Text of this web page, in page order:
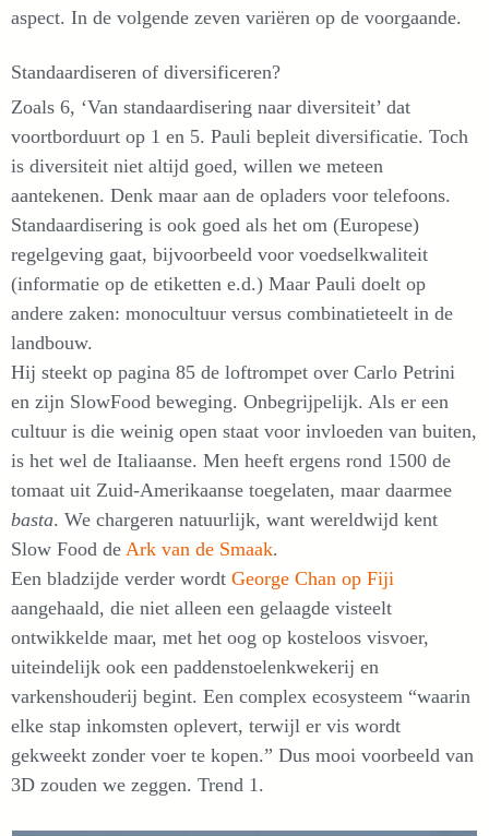
aspect. In de volgende zeven variëren op de voorgaande.
Standaardiseren of diversificeren?
Zoals 6, ‘Van standaardisering naar diversiteit’ dat
voortborduurt op 1 en 5. Pauli bepleit diversificatie. Toch
is diversiteit niet altijd goed, willen we meteen
aantekenen. Denk maar aan de opladers voor telefoons.
Standaardisering is ook goed als het om (Europese)
regelgeving gaat, bijvoorbeeld voor voedselkwaliteit
(informatie op de etiketten e.d.) Maar Pauli doelt op
andere zaken: monocultuur versus combinatieteelt in de
landbouw.
Hij steekt op pagina 85 de loftrompet over Carlo Petrini
en zijn SlowFood beweging. Onbegrijpelijk. Als er een
cultuur is die weinig open staat voor invloeden van buiten,
is het wel de Italiaanse. Men heeft ergens rond 1500 de
tomaat uit Zuid-Amerikaanse toegelaten, maar daarmee
basta. We chargeren natuurlijk, want wereldwijd kent
Slow Food de Ark van de Smaak.
Een bladzijde verder wordt George Chan op Fiji
aangehaald, die niet alleen een gelaagde visteelt
ontwikkelde maar, met het oog op kosteloos visvoer,
uiteindelijk ook een paddenstoelenkwekerij en
varkenshouderij begint. Een complex ecosysteem “waarin
elke stap inkomsten oplevert, terwijl er vis wordt
gekweekt zonder voer te kopen.” Dus mooi voorbeeld van
3D zouden we zeggen. Trend 1.